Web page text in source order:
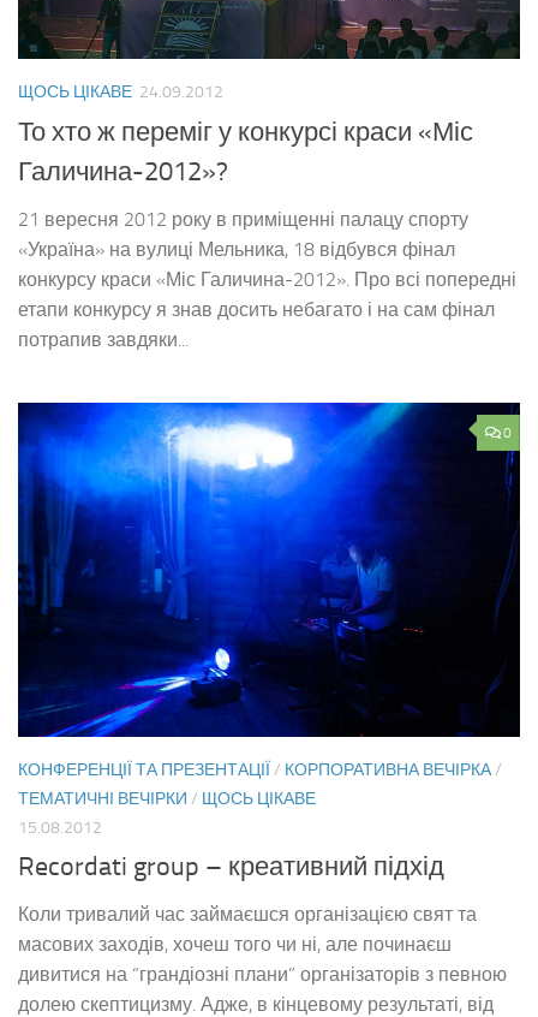
ЩОСЬ ЦІКАВЕ 24.09.2012
То хто ж переміг у конкурсі краси «Міс
Галичина-2012»?
21 вересня 2012 року в приміщенні палацу спорту
«Україна» на вулиці Мельника, 18 відбувся фінал
конкурсу краси «Міс Галичина-2012». Про всі попередні
етапи конкурсу я знав досить небагато і на сам фінал
потрапив завдяки...
0
КОНФЕРЕНЦІЇ ТА ПРЕЗЕНТАЦІЇ / КОРПОРАТИВНА ВЕЧІРКА/
ТЕМАТИЧНІ ВЕЧІРКИ / ЩОСЬ ЦІКАВЕ
15.08.2012
Recordati group – креативний підхід
Коли тривалий час займаєшся організацією свят та
масових заходів, хочеш того чи ні, але починаєш
дивитися на “грандіозні плани” організаторів з певною
долею скептицизму. Адже, в кінцевому результаті, від